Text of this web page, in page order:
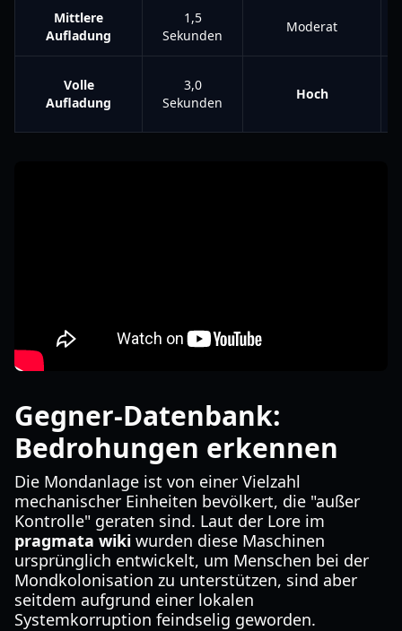
Mittlere
Aufladung
1,5
Sekunden
Moderat
Volle
Aufladung
3,0
Sekunden
Hoch
Gegner-Datenbank:
Bedrohungen erkennen
Die Mondanlage ist von einer Vielzahl
mechanischer Einheiten bevölkert, die "außer
Kontrolle" geraten sind. Laut der Lore im
pragmata wiki wurden diese Maschinen
ursprünglich entwickelt, um Menschen bei der
Mondkolonisation zu unterstützen, sind aber
seitdem aufgrund einer lokalen
Systemkorruption feindselig geworden.